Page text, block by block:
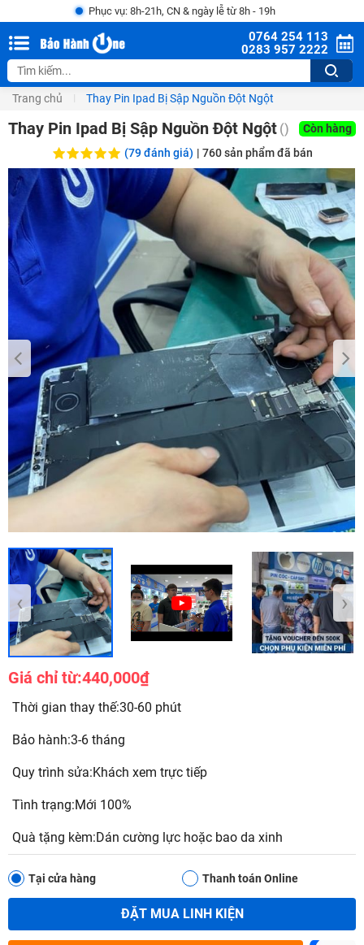
Phục vụ: 8h-21h, CN & ngày lễ từ 8h - 19h
0764 254 113
0283 957 2222
Trang chủ Thay Pin Ipad Bị Sập Nguồn Đột Ngột
Thay Pin Ipad Bị Sập Nguồn Đột Ngột ()
Còn hàng
(79 đánh giá) | 760sản phẩm đã bán
‹ ›
Giá chỉ từ:440,000₫
Thời gian thay thế:30-60 phút
Bảo hành:3-6 tháng
Quy trình sửa:Khách xem trực tiếp
Tình trạng:Mới 100%
Quà tặng kèm:Dán cường lực hoặc bao da xinh
Tại cửa hàng Thanh toán Online
ĐẶT MUA LINH KIỆN